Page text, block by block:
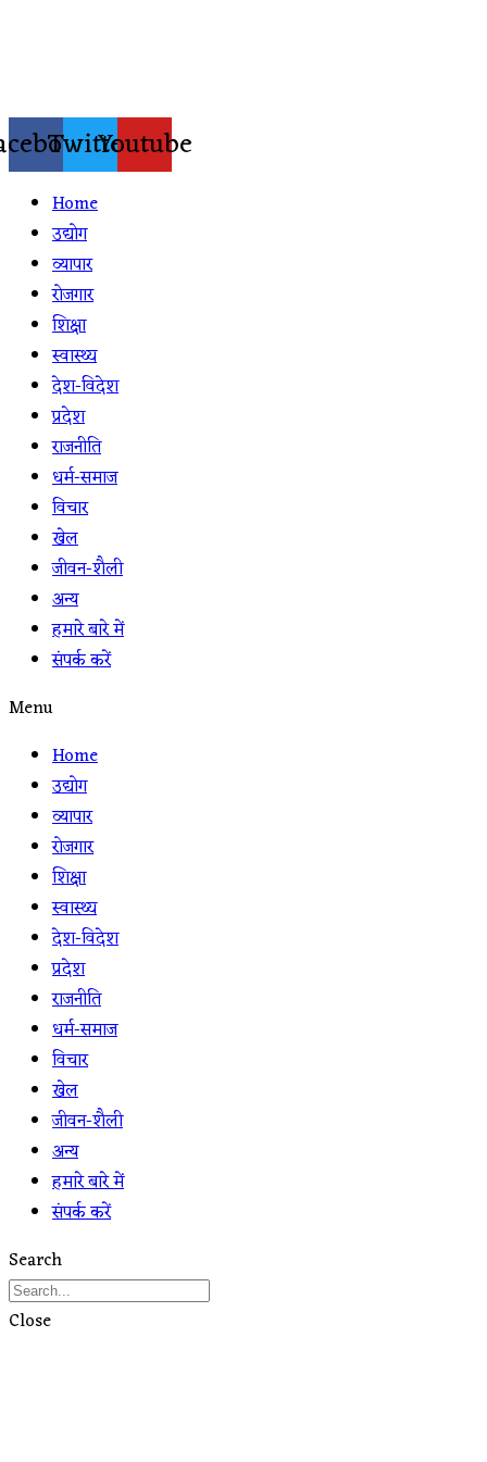
TwitterYoutube
Home
उद्योग
व्यापार
रोजगार
शिक्षा
स्वास्थ्य
देश-विदेश
प्रदेश
राजनीति
धर्म-समाज
विचार
खेल
जीवन-शैली
अन्य
हमारे बारे में
संपर्क करें
Menu
Home
उद्योग
व्यापार
रोजगार
शिक्षा
स्वास्थ्य
देश-विदेश
प्रदेश
राजनीति
धर्म-समाज
विचार
खेल
जीवन-शैली
अन्य
हमारे बारे में
संपर्क करें
Search
Close